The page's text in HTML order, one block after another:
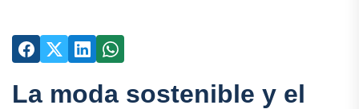
La moda sostenible y el